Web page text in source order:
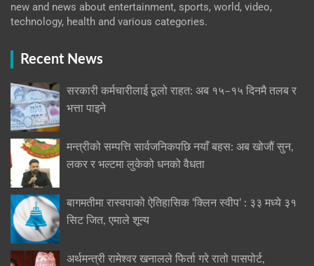
new and news about entertainment, sports, world, video,
technology, health and various categories.
Recent News
सरकारी कर्मचारीलाई ठूलो राहत: अब १५–१५ दिनमै तलब र
भत्ता पाइने
मन्त्रीको सम्पत्ति सार्वजनिकपछि नयाँ बहस: अब खोजौं सुन,
लकर र भल्टमा लुकेको धनको वैधता
बागमतीमा रास्वपाको ऐतिहासिक ‘क्लिन स्वीप’ : ३३ मध्ये ३१
सिट जित, एमाले शून्य
अर्थमन्त्री रामेश्वर खनालले फिर्ता गरे रातो पासपोर्ट,